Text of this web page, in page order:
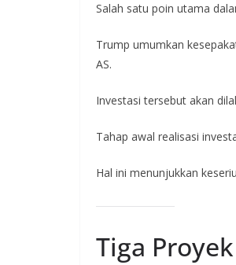
Salah satu poin utama
Trump umumkan
AS.
Investasi tersebut akan
Tahap awal realisasi
Hal ini menunjukkan
Tiga